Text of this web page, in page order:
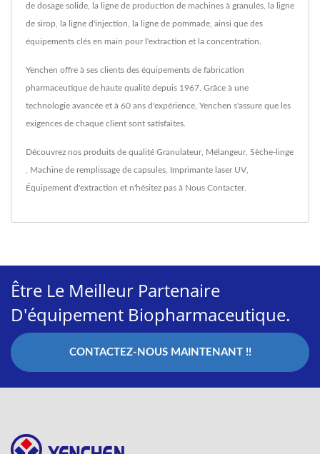
de dosage solide, la ligne de production de machines à granulés, la ligne
de sirop, la ligne d'injection, la ligne de pommade, ainsi que des
équipements clés en main pour l'extraction et la concentration.
Yenchen offre à ses clients des équipements de fabrication
pharmaceutique de haute qualité depuis 1967. Grâce à une
technologie avancée et à 60 ans d'expérience, Yenchen s'assure que les
exigences de chaque client sont satisfaites.
Découvrez nos produits de qualité Granulateur, Mélangeur, Sèche-linge
Machine de remplissage de capsules Imprimante laser UV
Équipement d'extraction et n'hésitez pas à Nous Contacter.
Être Le Meilleur Partenaire
D'équipement Biopharmaceutique.
CONTACTEZ-NOUS MAINTENANT !!